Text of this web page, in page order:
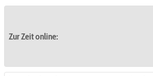
Zur Zeit online: